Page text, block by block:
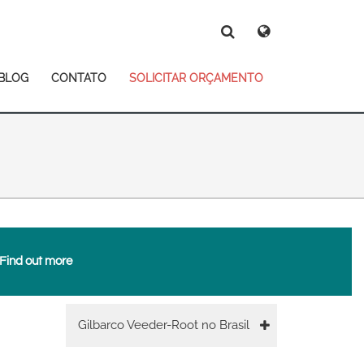
Magyar
Norsk
East Asia
BLOG CONTATO SOLICITAR ORÇAMENTO
Find out more
Main
Gilbarco Veeder-Root no Brasil